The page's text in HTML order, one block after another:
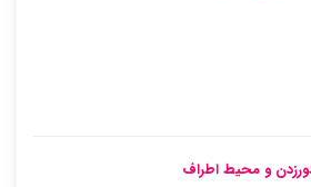
و محیط اطراف